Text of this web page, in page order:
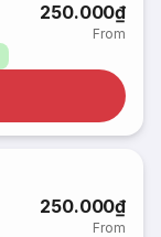
250.000₫
From
250.000₫
From